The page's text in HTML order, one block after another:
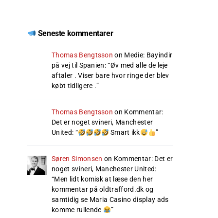
Seneste kommentarer
Thomas Bengtsson on Medie: Bayindir
på vej til Spanien: “Øv med alle de leje
aftaler . Viser bare hvor ringe der blev
købt tidligere .”
Thomas Bengtsson on Kommentar:
Det er noget svineri, Manchester
United: “ Smart ikk ”
Søren Simonsen on Kommentar: Det er
noget svineri, Manchester United:
“Men lidt komisk at læse den her
kommentar på oldtrafford.dk og
samtidig se Maria Casino display ads
komme rullende
”